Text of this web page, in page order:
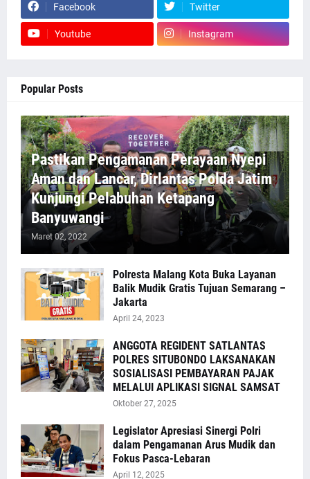
Facebook Twitter
Youtube Instagram
Popular Posts
Pastikan Pengamanan Perayaan Nyepi
Aman dan Lancar, Dirlantas Polda Jatim
Kunjungi Pelabuhan Ketapang
Banyuwangi
Maret 02, 2022
Polresta Malang Kota Buka Layanan
Balik Mudik Gratis Tujuan Semarang –
Jakarta
April 24, 2023
ANGGOTA REGIDENT SATLANTAS
POLRES SITUBONDO LAKSANAKAN
SOSIALISASI PEMBAYARAN PAJAK
MELALUI APLIKASI SIGNAL SAMSAT
Oktober 27, 2025
Legislator Apresiasi Sinergi Polri
dalam Pengamanan Arus Mudik dan
Fokus Pasca-Lebaran
April 12, 2025